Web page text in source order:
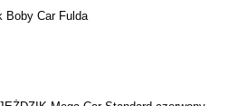
Boby Car Fulda